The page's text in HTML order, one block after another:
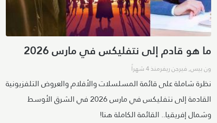
ما هو قادم إلى نتفليكس في مارس 2026
ون بيس,فيرجن ريفرمنذ 4 شهراً
نظرة شاملة على قائمة المسلسلات والأفلام والعروض التلفزيونية
القادمة إلى نتفليكس في مارس 2026 في الشرق الأوسط
وشمال إفريقيا.. القائمة الكاملة هنا!